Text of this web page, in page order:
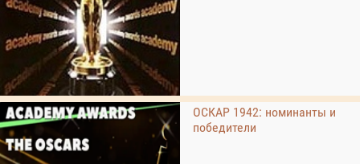
ОСКАР 1942: номинанты и
победители